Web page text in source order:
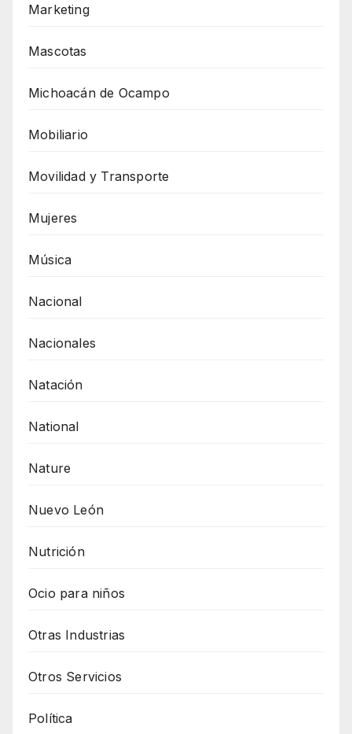
Marketing
Mascotas
Michoacán de Ocampo
Mobiliario
Movilidad y Transporte
Mujeres
Música
Nacional
Nacionales
Natación
National
Nature
Nuevo León
Nutrición
Ocio para niños
Otras Industrias
Otros Servicios
Política